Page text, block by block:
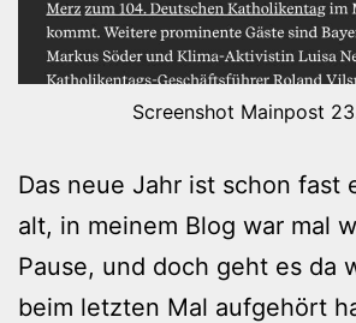
Screenshot Mainpost
Das neue Jahr ist schon fast
alt, in meinem Blog war mal
Pause, und doch geht es da
beim letzten Mal aufgehört